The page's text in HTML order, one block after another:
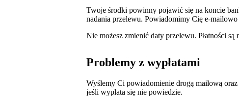
Twoje środki powinny pojawić się na koncie
nadania przelewu. Powiadomimy Cię e‑mailowo
Nie możesz zmienić daty przelewu. Płatności
Problemy z wypłatami
Wyślemy Ci powiadomienie drogą mailową
jeśli wypłata się nie powiedzie.